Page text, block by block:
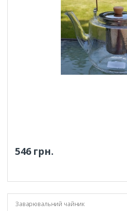
546 грн.
Заварювальний чайник